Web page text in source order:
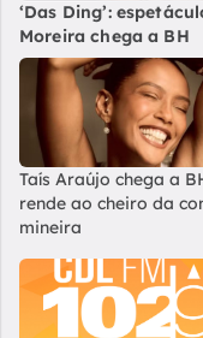
‘Das Ding’:
Moreira chega a BH
Taís Araújo chega a
rende ao cheiro da
mineira